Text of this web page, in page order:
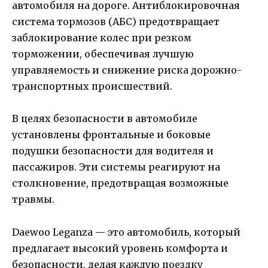
автомобиля на дороге. Антиблокировочная
система тормозов (АБС) предотвращает
заблокирование колес при резком
торможении, обеспечивая лучшую
управляемость и снижение риска дорожно-
транспортных происшествий.
В целях безопасности в автомобиле
установлены фронтальные и боковые
подушки безопасности для водителя и
пассажиров. Эти системы реагируют на
столкновение, предотвращая возможные
травмы.
Daewoo Leganza — это автомобиль, который
предлагает высокий уровень комфорта и
безопасности, делая каждую поездку